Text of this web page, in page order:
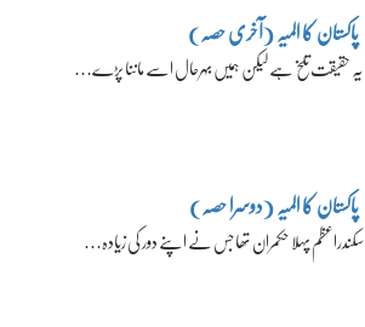
پاکستان کا المیہ (آخری حصہ)
یہ حقیقت تلخ ہے لیکن ہمیں بہرحال اسے ماننا پڑے…
پاکستان کا المیہ (دوسرا حصہ)
سکندراعظم پہلا حکمران تھا جس نے اپنے دور کی زیادہ…